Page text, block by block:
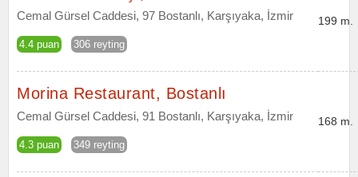
Cemal Gürsel Caddesi, 97 Bostanlı, Karşıyaka, İzmir
4.4 puan 306 reyting
199 m.
Morina Restaurant, Bostanlı
Cemal Gürsel Caddesi, 91 Bostanlı, Karşıyaka, İzmir
4.3 puan 349 reyting
168 m.